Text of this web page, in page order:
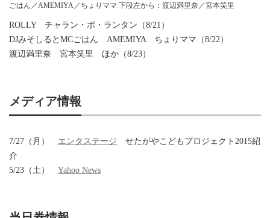
ごはん／AMEMIYA／ちょりママ 下段左から：渡辺満里奈／宮本笑里
ROLLY チャラン・ポ・ランタン（8/21）
DJみそしるとMCごはん AMEMIYA ちょりママ（8/22）
渡辺満里奈 宮本笑里 ほか（8/23）
メディア情報
7/27（月） エンタステージ せたがやこどもプロジェクト2015紹
介
5/23（土） Yahoo News